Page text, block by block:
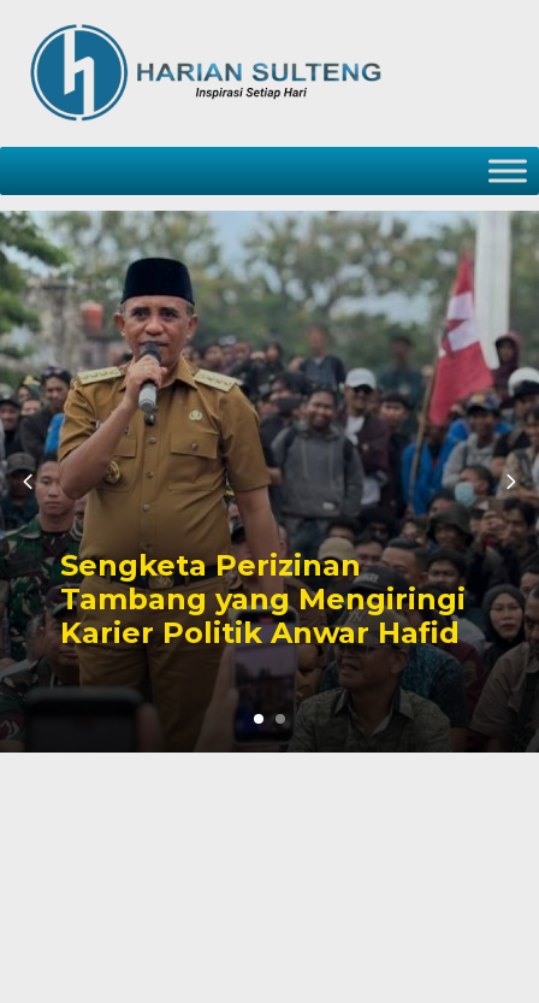
Sengketa Perizinan
Tambang yang Mengiringi
Karier Politik Anwar Hafid